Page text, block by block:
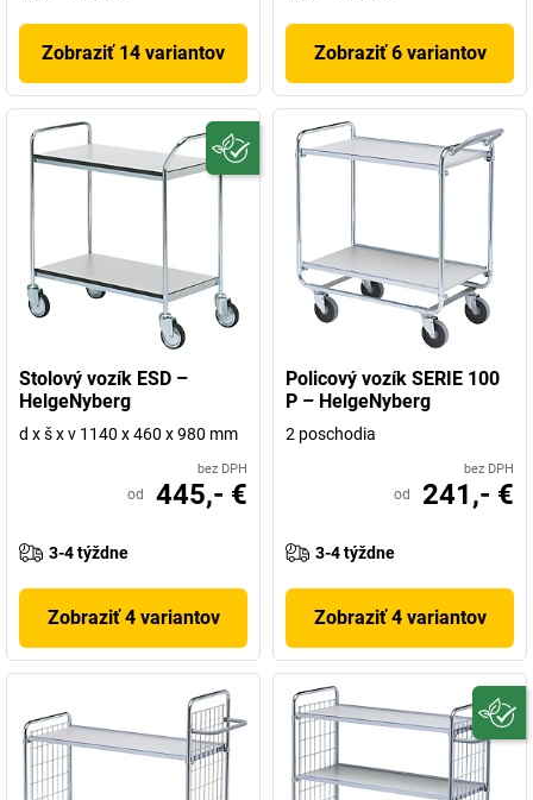
Zobraziť 14 variantov Zobraziť 6 variantov
Stolový vozík ESD –
HelgeNyberg
d x š x v 1140 x 460 x 980 mm
bez DPH
od 445,- €
3-4 týždne
Zobraziť 4 variantov
Policový vozík SERIE 100
P – HelgeNyberg
2 poschodia
bez DPH
od 241,- €
3-4 týždne
Zobraziť 4 variantov